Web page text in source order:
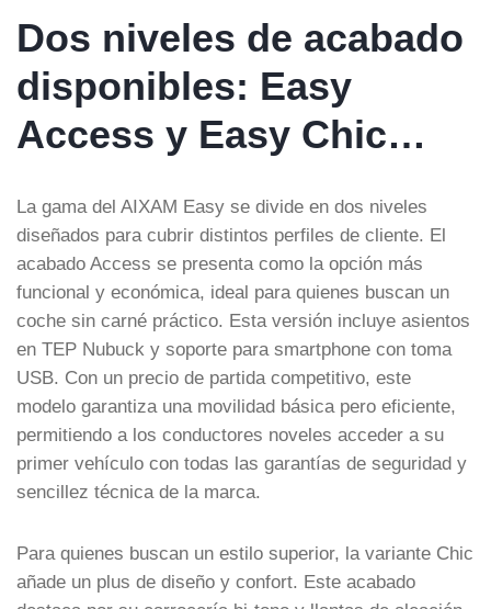
Dos niveles de acabado
disponibles: Easy
Access y Easy Chic…
La gama del AIXAM Easy se divide en dos niveles
diseñados para cubrir distintos perfiles de cliente. El
acabado Access se presenta como la opción más
funcional y económica, ideal para quienes buscan un
coche sin carné práctico. Esta versión incluye asientos
en TEP Nubuck y soporte para smartphone con toma
USB. Con un precio de partida competitivo, este
modelo garantiza una movilidad básica pero eficiente,
permitiendo a los conductores noveles acceder a su
primer vehículo con todas las garantías de seguridad y
sencillez técnica de la marca.
Para quienes buscan un estilo superior, la variante Chic
añade un plus de diseño y confort. Este acabado